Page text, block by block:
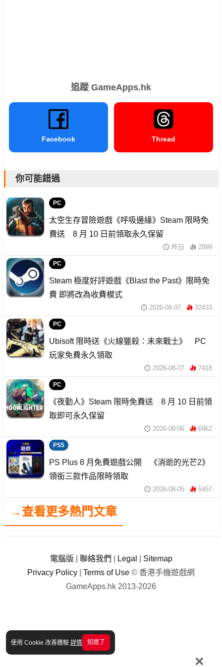
使用 Cookie 改善體驗 詳情 知道了
×
追蹤 GameApps.hk
Facebook Thread
你可能錯過
PC
太空生存冒險遊戲《呼吸邊緣》Steam 限時免
費送 8 月 10 日前領取永久保留
昨日 2999
PC
Steam 極度好評遊戲《Blast the Past》限時免
費 即將改為收費模式
2026-08-07 32433
PC
Ubisoft 限時送《火線獵殺：未來戰士》 PC
玩家免費永久領取
2026-08-07 7418
PC
《夜勤人》Steam 限時免費送 8 月 10 日前領
取即可永久保留
2026-08-06 6962
PS5
PS Plus 8 月免費遊戲公開 《消逝的光芒2》
領銜三款作品限時領取
2026-08-05 5457
→查看更多熱門文章
電腦版 聯絡我們 Legal
Sitemap
Privacy Policy
Terms of Use © 香港手機遊戲網
GameApps.hk 2013-2026